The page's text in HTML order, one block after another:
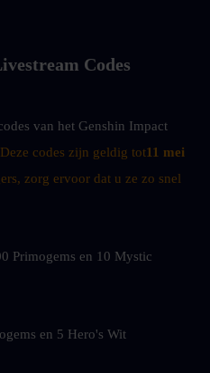
Codes
van het Genshin Impact
Deze codes zijn geldig tot11 mei
zorg ervoor dat u ze zo snel
Primogems en 10 Mystic
en 5 Hero's Wit